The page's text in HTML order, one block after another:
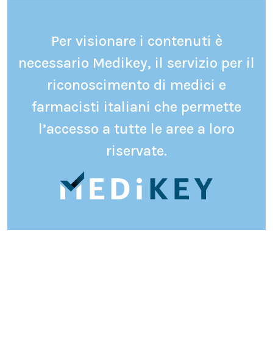
Per visionare i contenuti è
necessario Medikey, il servizio per il
riconoscimento di medici e
farmacisti italiani che permette
l’accesso a tutte le aree a loro
riservate.